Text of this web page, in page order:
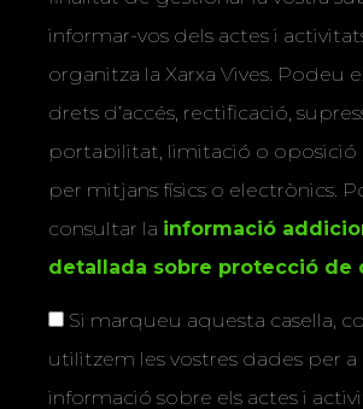
informar-vos dels actes i
organitza la Xarxa Vives. Podeu
drets d’accés, rectificació,
portabilitat, limitació o oposició
per mitjans físics o electrònics.
consultar la informació
detallada sobre protecció de
Si marqueu aquesta casella,
utilitzem les vostres dades per a
informació sobre els actes i